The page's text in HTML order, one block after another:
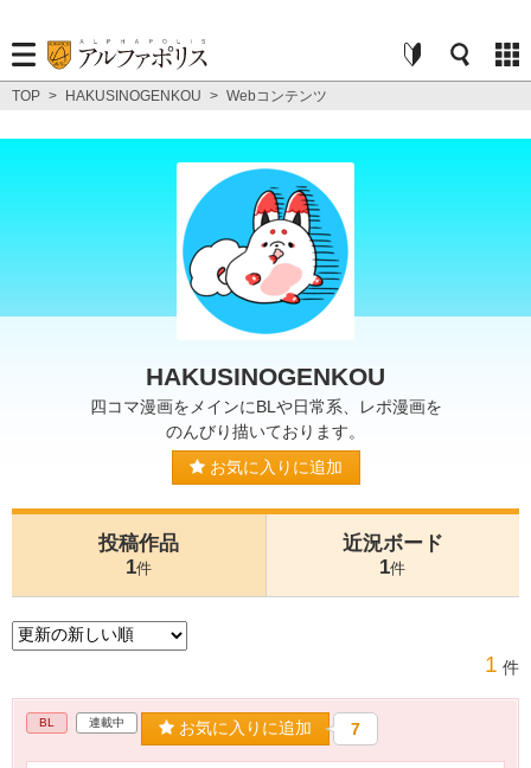
TOP > HAKUSINOGENKOU > Webコンテンツ
HAKUSINOGENKOU
四コマ漫画をメインにBLや日常系、レポ漫画を
のんびり描いております。
お気に入りに追加
投稿作品
1件
近況ボード
1件
1 件
BL 連載中 お気に入りに追加 7